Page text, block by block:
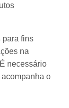
para fins
na
necessário
o